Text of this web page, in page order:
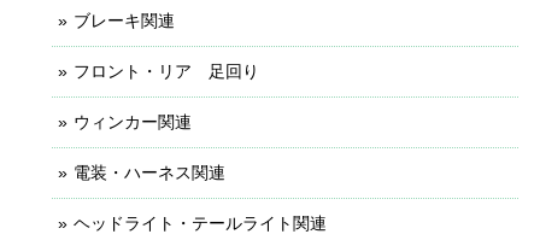
ブレーキ関連
フロント・リア 足回り
ウィンカー関連
電装・ハーネス関連
ヘッドライト・テールライト関連